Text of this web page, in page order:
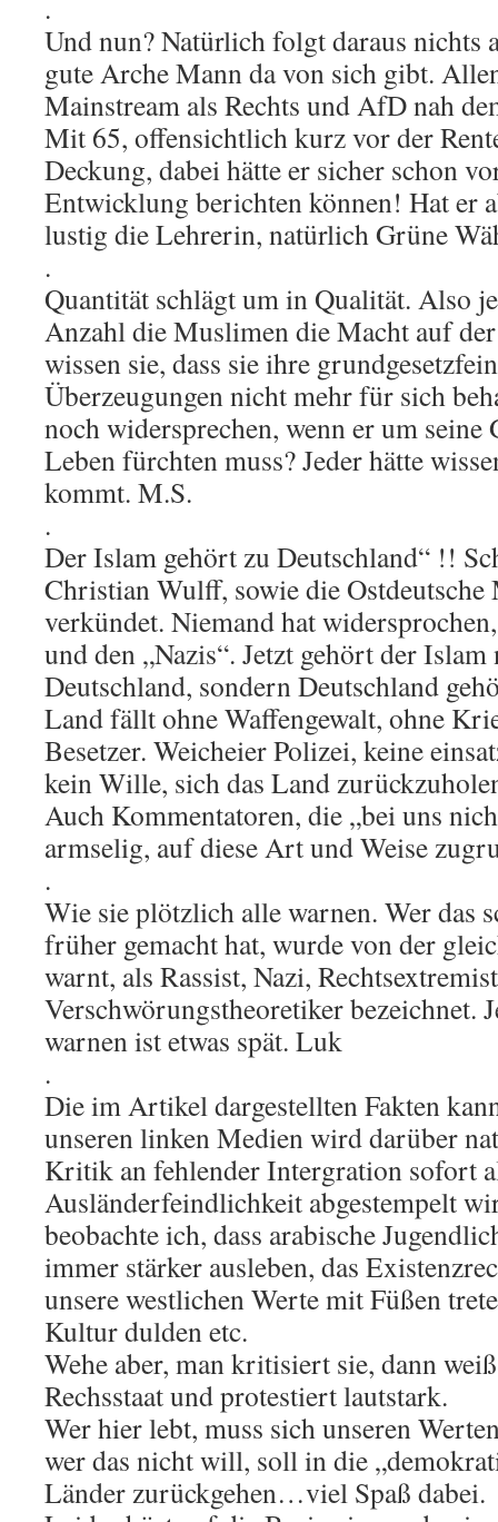
.
Und nun? Natürlich folgt daraus nichts
gute Arche Mann da von sich gibt.
Mainstream als Rechts und AfD nah
Mit 65, offensichtlich kurz vor der
Deckung, dabei hätte er sicher schon
Entwicklung berichten können! Hat er
lustig die Lehrerin, natürlich Grüne
.
Quantität schlägt um in Qualität. Also
Anzahl die Muslimen die Macht auf der
wissen sie, dass sie ihre
Überzeugungen nicht mehr für sich
noch widersprechen, wenn er um seine
Leben fürchten muss? Jeder hätte
kommt. M.S.
.
Der Islam gehört zu Deutschland“ !!
Christian Wulff, sowie die Ostdeutsche
verkündet. Niemand hat
und den „Nazis“. Jetzt gehört der
Deutschland, sondern Deutschland
Land fällt ohne Waffengewalt, ohne
Besetzer. Weicheier Polizei, keine
kein Wille, sich das Land
Auch Kommentatoren, die „bei uns
armselig, auf diese Art und Weise
.
Wie sie plötzlich alle warnen. Wer das
früher gemacht hat, wurde von der
warnt, als Rassist, Nazi,
Verschwörungstheoretiker bezeichnet.
warnen ist etwas spät. Luk
.
Die im Artikel dargestellten Fakten
unseren linken Medien wird darüber
Kritik an fehlender Intergration sofort
Ausländerfeindlichkeit abgestempelt
beobachte ich, dass arabische
immer stärker ausleben, das
unsere westlichen Werte mit Füßen
Kultur dulden etc.
Wehe aber, man kritisiert sie, dann
Rechsstaat und protestiert lautstark.
Wer hier lebt, muss sich unseren
wer das nicht will, soll in die
Länder zurückgehen…viel Spaß dabei.